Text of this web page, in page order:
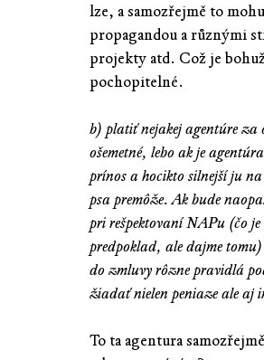
lze, a samozřejmě to
propagandou a různými
projekty atd. Což je
pochopitelné.
b) platiť nejakej agentúre za
ošemetné, lebo ak je
prínos a hocikto silnejší ju
psa premôže. Ak bude
pri rešpektovaní NAPu (čo je
predpoklad, ale dajme
do zmluvy rôzne pravidlá
žiadať nielen peniaze ale aj
To ta agentura